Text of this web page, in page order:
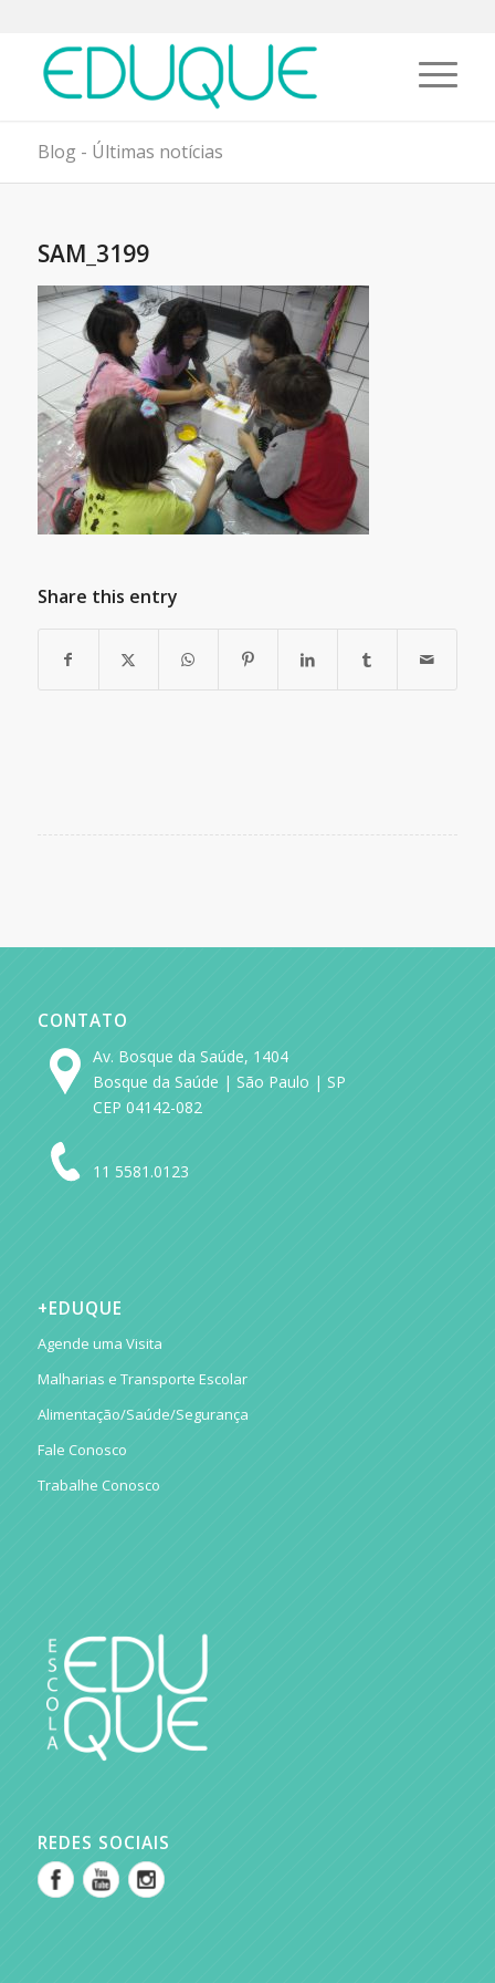
Blog - Últimas notícias
SAM_3199
Share this entry
CONTATO
Av. Bosque da Saúde, 1404
Bosque da Saúde | São Paulo | SP
CEP 04142-082
11 5581.0123
+EDUQUE
Agende uma Visita
Malharias e Transporte Escolar
Alimentação/Saúde/Segurança
Fale Conosco
Trabalhe Conosco
REDES SOCIAIS